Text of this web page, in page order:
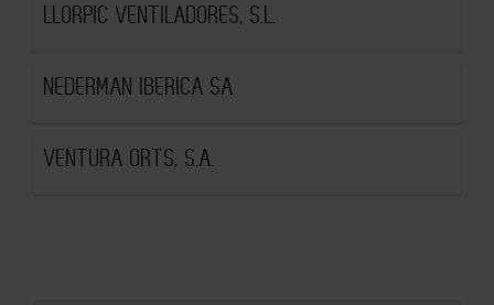
LLORPIC VENTILADORES, S.L.
NEDERMAN IBERICA SA
VENTURA ORTS, S.A.